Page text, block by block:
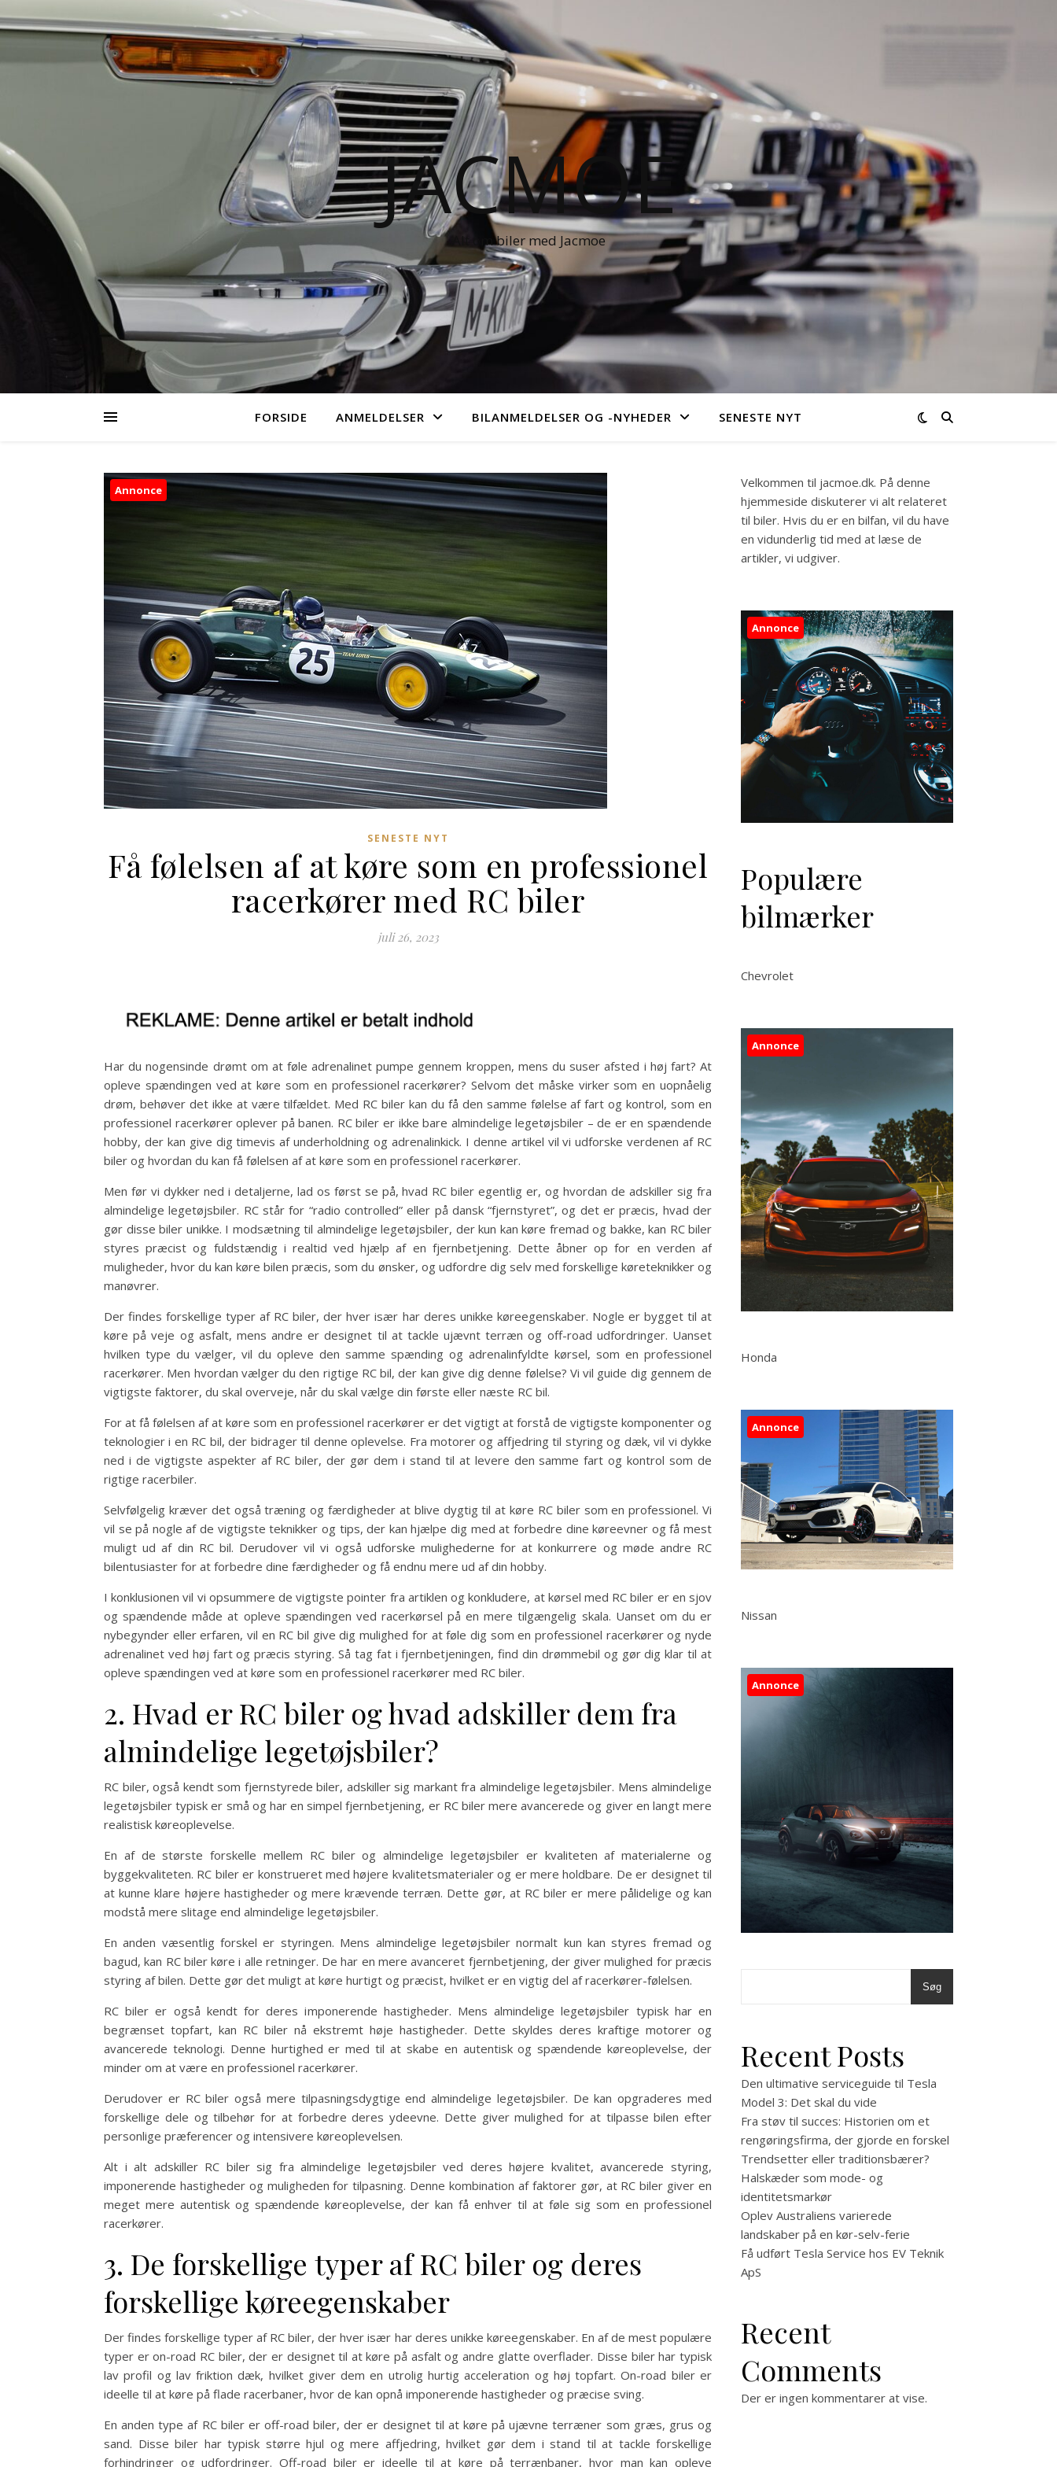
JACMOE
Alt om biler med Jacmoe
FORSIDE ANMELDELSER BILANMELDELSER OG -NYHEDER SENESTE NYT
Annonce
SENESTE NYT
Få følelsen af at køre som en professionel
racerkører med RC biler
juli 26, 2023
Har du nogensinde drømt om at føle adrenalinet pumpe gennem kroppen, mens du suser afsted i høj fart? At
opleve spændingen ved at køre som en professionel racerkører? Selvom det måske virker som en uopnåelig
drøm, behøver det ikke at være tilfældet. Med RC biler kan du få den samme følelse af fart og kontrol, som en
professionel racerkører oplever på banen. RC biler er ikke bare almindelige legetøjsbiler – de er en spændende
hobby, der kan give dig timevis af underholdning og adrenalinkick. I denne artikel vil vi udforske verdenen af RC
biler og hvordan du kan få følelsen af at køre som en professionel racerkører.
Men før vi dykker ned i detaljerne, lad os først se på, hvad RC biler egentlig er, og hvordan de adskiller sig fra
almindelige legetøjsbiler. RC står for “radio controlled” eller på dansk “fjernstyret”, og det er præcis, hvad der
gør disse biler unikke. I modsætning til almindelige legetøjsbiler, der kun kan køre fremad og bakke, kan RC biler
styres præcist og fuldstændig i realtid ved hjælp af en fjernbetjening. Dette åbner op for en verden af
muligheder, hvor du kan køre bilen præcis, som du ønsker, og udfordre dig selv med forskellige køreteknikker og
manøvrer.
Der findes forskellige typer af RC biler, der hver især har deres unikke køreegenskaber. Nogle er bygget til at
køre på veje og asfalt, mens andre er designet til at tackle ujævnt terræn og off-road udfordringer. Uanset
hvilken type du vælger, vil du opleve den samme spænding og adrenalinfyldte kørsel, som en professionel
racerkører. Men hvordan vælger du den rigtige RC bil, der kan give dig denne følelse? Vi vil guide dig gennem de
vigtigste faktorer, du skal overveje, når du skal vælge din første eller næste RC bil.
For at få følelsen af at køre som en professionel racerkører er det vigtigt at forstå de vigtigste komponenter og
teknologier i en RC bil, der bidrager til denne oplevelse. Fra motorer og affjedring til styring og dæk, vil vi dykke
ned i de vigtigste aspekter af RC biler, der gør dem i stand til at levere den samme fart og kontrol som de
rigtige racerbiler.
Selvfølgelig kræver det også træning og færdigheder at blive dygtig til at køre RC biler som en professionel. Vi
vil se på nogle af de vigtigste teknikker og tips, der kan hjælpe dig med at forbedre dine køreevner og få mest
muligt ud af din RC bil. Derudover vil vi også udforske mulighederne for at konkurrere og møde andre RC
bilentusiaster for at forbedre dine færdigheder og få endnu mere ud af din hobby.
I konklusionen vil vi opsummere de vigtigste pointer fra artiklen og konkludere, at kørsel med RC biler er en sjov
og spændende måde at opleve spændingen ved racerkørsel på en mere tilgængelig skala. Uanset om du er
nybegynder eller erfaren, vil en RC bil give dig mulighed for at føle dig som en professionel racerkører og nyde
adrenalinet ved høj fart og præcis styring. Så tag fat i fjernbetjeningen, find din drømmebil og gør dig klar til at
opleve spændingen ved at køre som en professionel racerkører med RC biler.
2. Hvad er RC biler og hvad adskiller dem fra
almindelige legetøjsbiler?
RC biler, også kendt som fjernstyrede biler, adskiller sig markant fra almindelige legetøjsbiler. Mens almindelige
legetøjsbiler typisk er små og har en simpel fjernbetjening, er RC biler mere avancerede og giver en langt mere
realistisk køreoplevelse.
En af de største forskelle mellem RC biler og almindelige legetøjsbiler er kvaliteten af materialerne og
byggekvaliteten. RC biler er konstrueret med højere kvalitetsmaterialer og er mere holdbare. De er designet til
at kunne klare højere hastigheder og mere krævende terræn. Dette gør, at RC biler er mere pålidelige og kan
modstå mere slitage end almindelige legetøjsbiler.
En anden væsentlig forskel er styringen. Mens almindelige legetøjsbiler normalt kun kan styres fremad og
bagud, kan RC biler køre i alle retninger. De har en mere avanceret fjernbetjening, der giver mulighed for præcis
styring af bilen. Dette gør det muligt at køre hurtigt og præcist, hvilket er en vigtig del af racerkører-følelsen.
RC biler er også kendt for deres imponerende hastigheder. Mens almindelige legetøjsbiler typisk har en
begrænset topfart, kan RC biler nå ekstremt høje hastigheder. Dette skyldes deres kraftige motorer og
avancerede teknologi. Denne hurtighed er med til at skabe en autentisk og spændende køreoplevelse, der
minder om at være en professionel racerkører.
Derudover er RC biler også mere tilpasningsdygtige end almindelige legetøjsbiler. De kan opgraderes med
forskellige dele og tilbehør for at forbedre deres ydeevne. Dette giver mulighed for at tilpasse bilen efter
personlige præferencer og intensivere køreoplevelsen.
Alt i alt adskiller RC biler sig fra almindelige legetøjsbiler ved deres højere kvalitet, avancerede styring,
imponerende hastigheder og muligheden for tilpasning. Denne kombination af faktorer gør, at RC biler giver en
meget mere autentisk og spændende køreoplevelse, der kan få enhver til at føle sig som en professionel
racerkører.
3. De forskellige typer af RC biler og deres
forskellige køreegenskaber
Der findes forskellige typer af RC biler, der hver især har deres unikke køreegenskaber. En af de mest populære
typer er on-road RC biler, der er designet til at køre på asfalt og andre glatte overflader. Disse biler har typisk
lav profil og lav friktion dæk, hvilket giver dem en utrolig hurtig acceleration og høj topfart. On-road biler er
ideelle til at køre på flade racerbaner, hvor de kan opnå imponerende hastigheder og præcise sving.
En anden type af RC biler er off-road biler, der er designet til at køre på ujævne terræner som græs, grus og
sand. Disse biler har typisk større hjul og mere affjedring, hvilket gør dem i stand til at tackle forskellige
forhindringer og udfordringer. Off-road biler er ideelle til at køre på terrænbaner, hvor man kan opleve
Velkommen til jacmoe.dk. På denne
hjemmeside diskuterer vi alt relateret
til biler. Hvis du er en bilfan, vil du have
en vidunderlig tid med at læse de
artikler, vi udgiver.
Annonce
Populære
bilmærker
Chevrolet
Annonce
Honda
Annonce
Nissan
Annonce
Søg
Recent Posts
Den ultimative serviceguide til Tesla
Model 3: Det skal du vide
Fra støv til succes: Historien om et
rengøringsfirma, der gjorde en forskel
Trendsetter eller traditionsbærer?
Halskæder som mode- og
identitetsmarkør
Oplev Australiens varierede
landskaber på en kør-selv-ferie
Få udført Tesla Service hos EV Teknik
ApS
Recent
Comments
Der er ingen kommentarer at vise.